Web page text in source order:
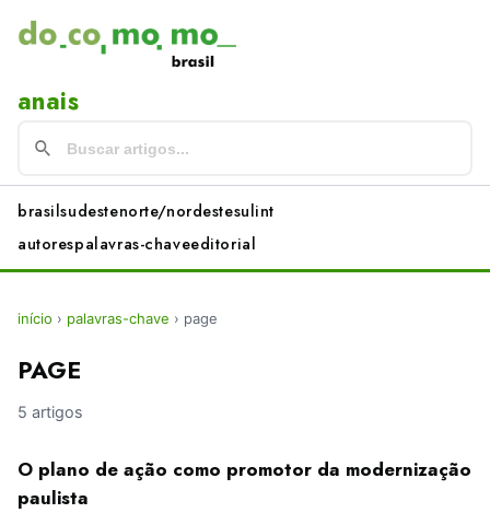
anais
brasilsudestenorte/nordestesulint
autorespalavras-chaveeditorial
início › palavras-chave › page
PAGE
5 artigos
O plano de ação como promotor da modernização
paulista